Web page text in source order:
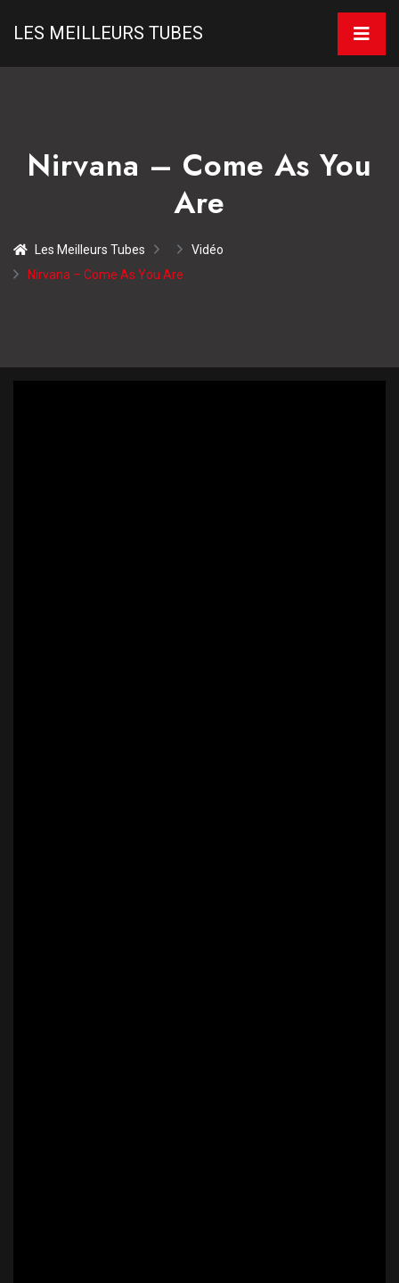
LES MEILLEURS TUBES
Nirvana – Come As You
Are
Les Meilleurs Tubes
Vidéo
Nirvana – Come As You Are